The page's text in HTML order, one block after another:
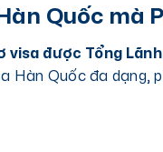
Quốc mà
visa được Tổng
Hàn Quốc đa dạng,